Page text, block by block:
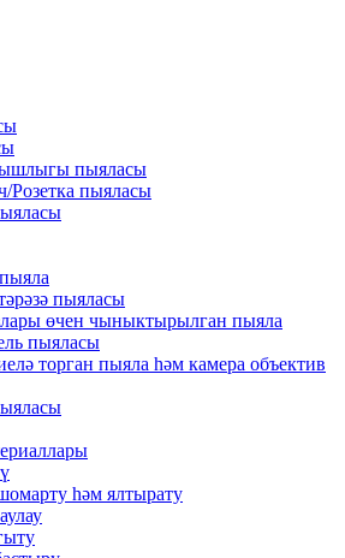
пыяласы
Розетка пыяласы
пыяласы
өчен чыныктырылган пыяла
пыяласы
торган пыяла һәм камера объектив
һәм ялтырату